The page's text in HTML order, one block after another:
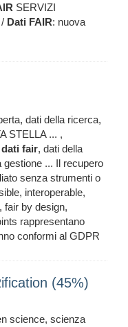
SERVIZI
Dati FAIR: nuova
dati della ricerca,
STELLA ... ,
dati fair, dati della
... Il recupero
senza strumenti o
interoperable,
fair by design,
rappresentano
conformi al GDPR
(45%)
science, scienza